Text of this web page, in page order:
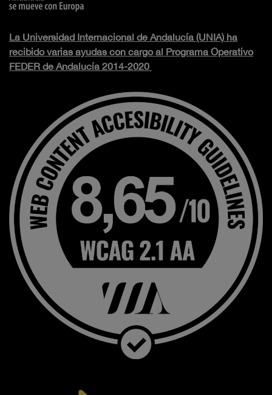
La Universidad Internacional de Andalucía (UNIA) ha
recibido varias ayudas con cargo al Programa Operativo
FEDER de Andalucía 2014-2020